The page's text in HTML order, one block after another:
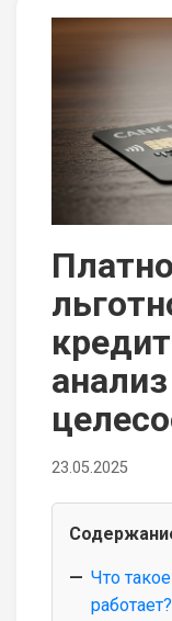
анализ
23.05.2025
Что
работает?